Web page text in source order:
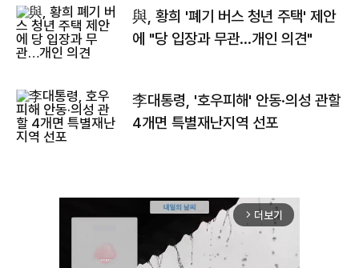
與, 황희 '폐기 버스 청년 주택' 제안
에 "당 입장과 무관…개인 의견"
李대통령, '호우피해' 안동·의성 관할
4개면 특별재난지역 선포
arrow_forward_ios 더보기